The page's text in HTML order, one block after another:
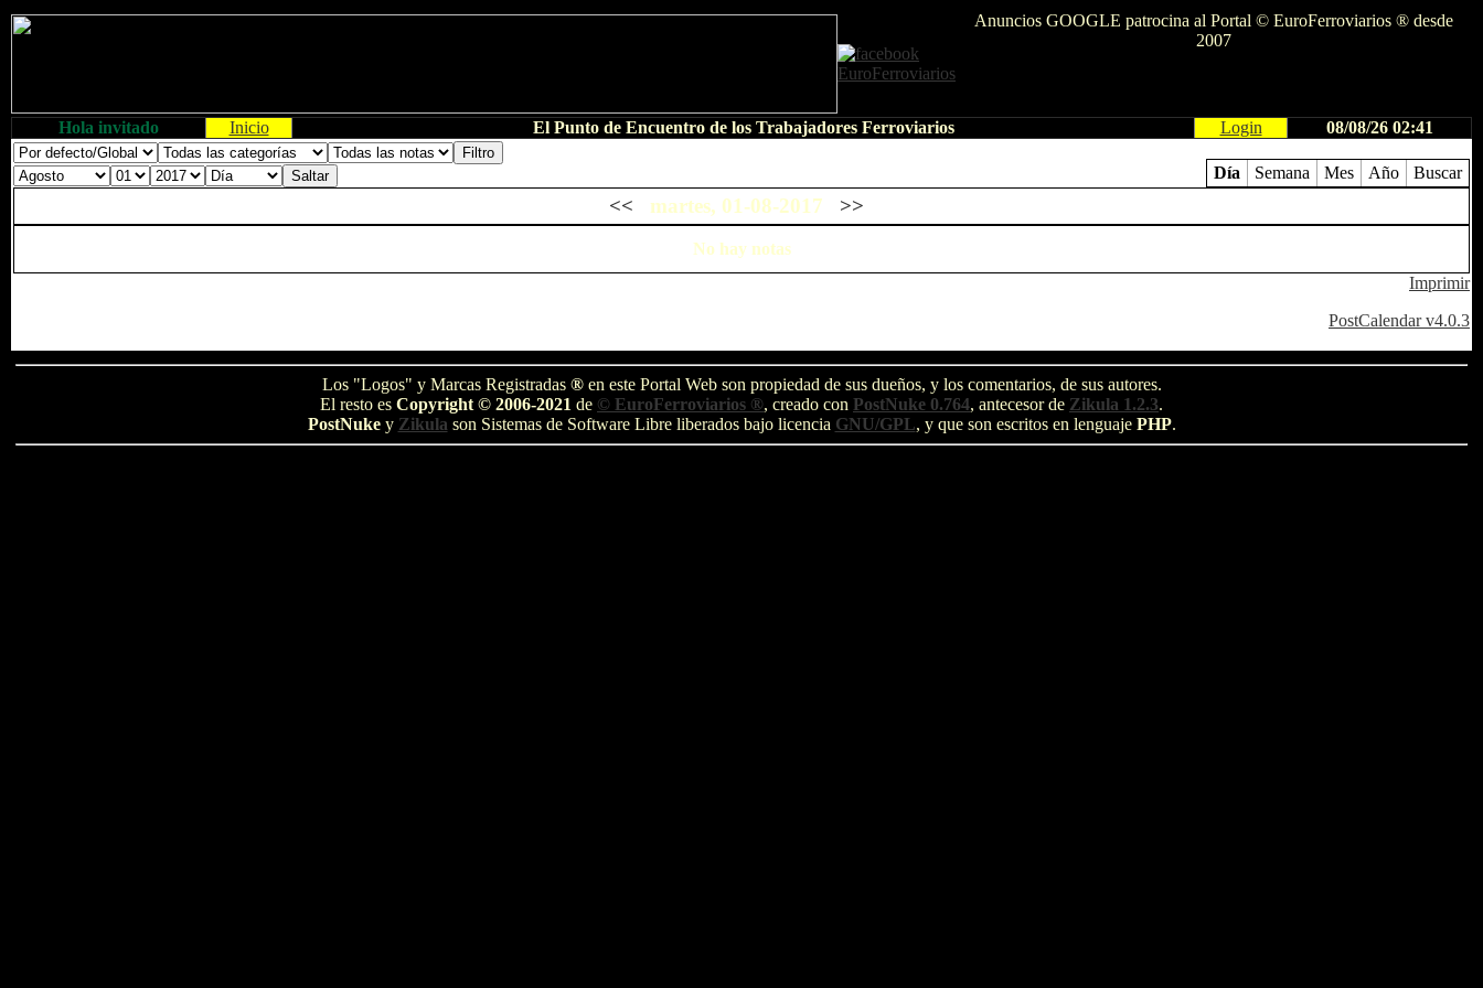
Anuncios GOOGLE patrocina al Portal © EuroFerroviarios ® desde
2007
Hola invitado Inicio El Punto de Encuentro de los Trabajadores Ferroviarios Login 08/08/26 02:41
Día Semana Mes Año Buscar
<< martes, 01-08-2017 >>
No hay notas
Imprimir
PostCalendar v4.0.3
Los "Logos" y Marcas Registradas ®en este Portal Web son propiedad de sus dueños, y los comentarios, de sus autores.
El resto es Copyright © 2006-2021 de © EuroFerroviarios ®, creado con PostNuke 0.764, antecesor de Zikula 1.2.3.
PostNukey Zikula son Sistemas de Software Libre liberados bajo licencia GNU/GPL, y que son escritos en lenguaje PHP.